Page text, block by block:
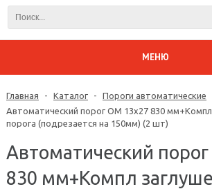
МЕНЮ
Главная - Каталог - Пороги автоматические
Автоматический порог ОМ 13х27 830
порога (подрезается на 150мм) (2 шт)
Автоматический
830 мм+Компл